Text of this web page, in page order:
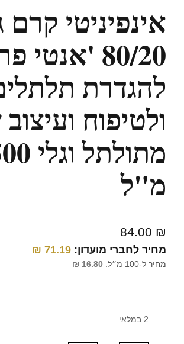
אינפיניטי קרם
80/20 'אנטי
להגדרת
ולטיפוח
מתולתל
מ"ל
84.00 ₪
מחיר לחברי מועדון: 71.19
₪
מחיר ל-100 מ״ל: 16.80
₪
2 במלאי